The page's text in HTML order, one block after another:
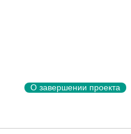
О завершении проекта